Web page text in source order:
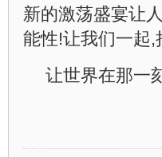
新的激荡盛宴让
能性!让我们一起,
让世界在那一